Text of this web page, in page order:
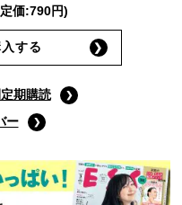
価:790円)
する
期購読
ー